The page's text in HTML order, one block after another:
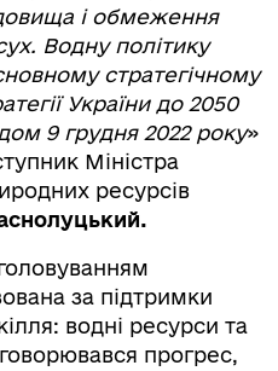
і обмеження
Водну політику
стратегічному
України до 2050
9 грудня 2022 року»
Міністра
ресурсів
за підтримки
водні ресурси та
прогрес,